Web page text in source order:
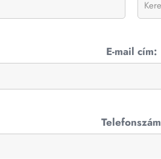
E-mail cím:
Telefonszám